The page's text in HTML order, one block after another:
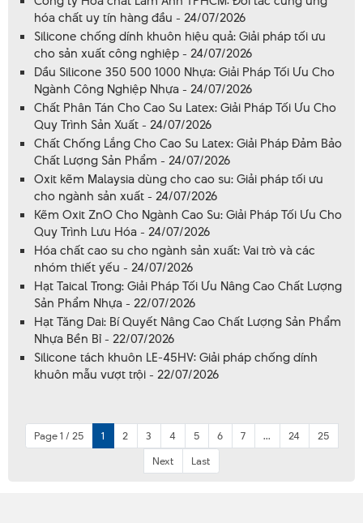
hóa chất uy tín hàng đầu - 24/07/2026
Silicone chống dính khuôn hiệu quả: Giải pháp tối ưu
cho sản xuất công nghiệp - 24/07/2026
Dầu Silicone 350 500 1000 Nhựa: Giải Pháp Tối Ưu Cho
Ngành Công Nghiệp Nhựa - 24/07/2026
Chất Phân Tán Cho Cao Su Latex: Giải Pháp Tối Ưu Cho
Quy Trình Sản Xuất - 24/07/2026
Chất Chống Lắng Cho Cao Su Latex: Giải Pháp Đảm Bảo
Chất Lượng Sản Phẩm - 24/07/2026
Oxit kẽm Malaysia dùng cho cao su: Giải pháp tối ưu
cho ngành sản xuất - 24/07/2026
Kẽm Oxit ZnO Cho Ngành Cao Su: Giải Pháp Tối Ưu Cho
Quy Trình Lưu Hóa - 24/07/2026
Hóa chất cao su cho ngành sản xuất: Vai trò và các
nhóm thiết yếu - 24/07/2026
Hạt Taical Trong: Giải Pháp Tối Ưu Nâng Cao Chất Lượng
Sản Phẩm Nhựa - 22/07/2026
Hạt Tăng Dai: Bí Quyết Nâng Cao Chất Lượng Sản Phẩm
Nhựa Bền Bỉ - 22/07/2026
Silicone tách khuôn LE-45HV: Giải pháp chống dính
khuôn mẫu vượt trội - 22/07/2026
Page 1 / 25 1 2 3 4 5 6 7 ... 24
25
Next
Last